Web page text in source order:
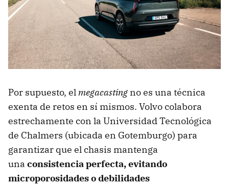
Por supuesto, elmegacasting no es una técnica
exenta de retos en sí mismos. Volvo colabora
estrechamente con la Universidad Tecnológica
de Chalmers (ubicada en Gotemburgo) para
garantizar que el chasis mantenga
una consistencia perfecta, evitando
microporosidades o debilidades